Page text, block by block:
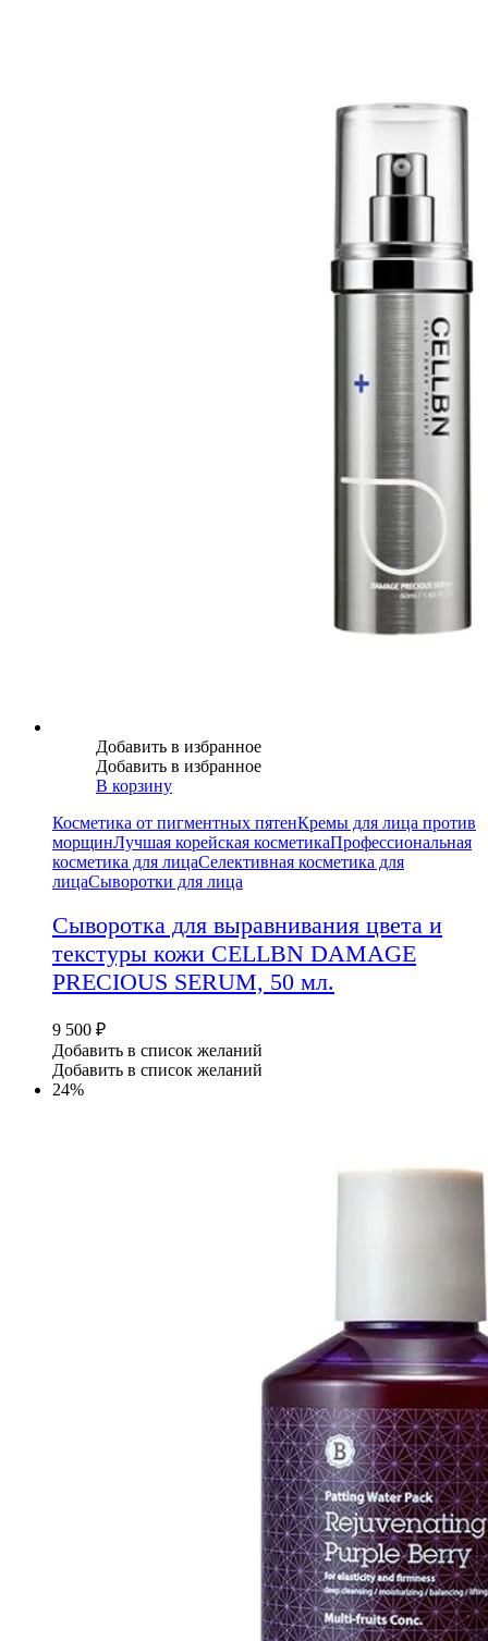
Добавить в избранное
Добавить в избранное
В корзину
Косметика от пигментных пятенКремы для лица против
морщинЛучшая корейская косметикаПрофессиональная
косметика для лицаСелективная косметика для
лицаСыворотки для лица
Сыворотка для выравнивания цвета и
текстуры кожи CELLBN DAMAGE
PRECIOUS SERUM, 50 мл.
9 500 ₽
Добавить в список желаний
Добавить в список желаний
24%